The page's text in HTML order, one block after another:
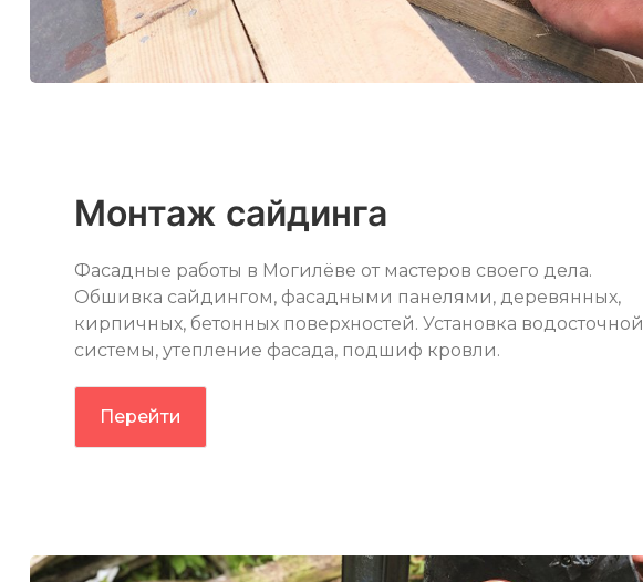
Монтаж сайдинга
Фасадные работы в Могилёве от мастеров своего дела.
Обшивка сайдингом, фасадными панелями, деревянных,
кирпичных, бетонных поверхностей. Установка водосточной
системы, утепление фасада, подшиф кровли.
Перейти